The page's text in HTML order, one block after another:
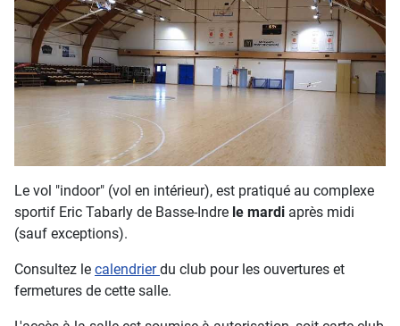
Le vol "indoor" (vol en intérieur), est pratiqué au complexe
sportif Eric Tabarly de Basse-Indre le mardi après midi
(sauf exceptions).
Consultez le calendrierdu club pour les ouvertures et
fermetures de cette salle.